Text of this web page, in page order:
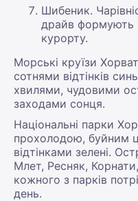
Шибеник.
драйв формують
курорту.
Морські круїзи
сотнями відтінків
хвилями, чудовими
заходами сонця.
Національні парки
прохолодою, буйним
відтінками зелені.
Млет, Ресняк,
кожного з парків
день.